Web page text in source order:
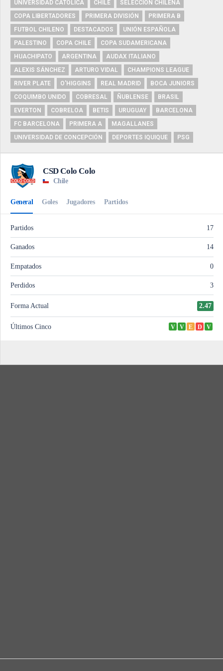
UNIVERSIDAD CATÓLICA
CHILE
SELECCIÓN CHILENA
COPA LIBERTADORES
PRIMERA DIVISIÓN
PRIMERA B
FUTBOL CHILENO
DESTACADOS
UNIÓN ESPAÑOLA
PALESTINO
COPA CHILE
COPA SUDAMERICANA
HUACHIPATO
ARGENTINA
AUDAX ITALIANO
ALEXIS SÁNCHEZ
ARTURO VIDAL
CHAMPIONS LEAGUE
RIVER PLATE
O'HIGGINS REAL MADRID
BOCA JUNIORS
COQUIMBO UNIDO
COBRESAL ÑUBLENSE
BRASIL
EVERTON
COBRELOA BETIS URUGUAY
BARCELONA
FC BARCELONA
PRIMERA A
MAGALLANES
UNIVERSIDAD DE CONCEPCIÓN
DEPORTES IQUIQUE PSG